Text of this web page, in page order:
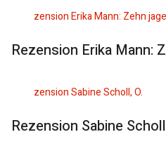
Rezension Erika Mann:
Rezension Sabine